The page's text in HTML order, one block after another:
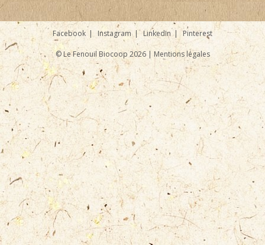
Facebook Instagram LinkedIn Pinterest
© Le Fenouil Biocoop 2026 | Mentions légales